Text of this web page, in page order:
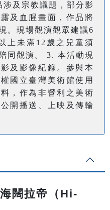
及宗教議題，部分影
及血腥畫面，作品將
。現場觀演觀眾建議6
上未滿12歲之兒童須
同觀演。 3. 本活動現
及影像紀錄。參與本
國立臺灣美術館使用
，作為非營利之美術
開播送、上映及傳輸
闊拉帝（Hi-